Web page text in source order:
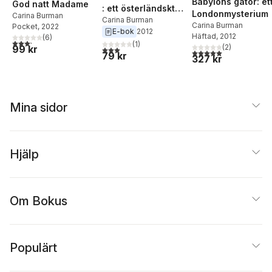
God natt Madame
Carina Burman
Pocket, 2022
3,2utav 5 stjärnor. Totalt antal röster:
(6)
99 kr
: ett österländskt
äventyr
Carina Burman
E-bok 2012
3,0utav 5 stjärnor. Totalt antal röster:
(1)
79 kr
Londonmysterium
Carina Burman
Häftad, 2012
5,0utav 5 stjärnor.
(2)
327 kr
Mina sidor
Hjälp
Om Bokus
Populärt